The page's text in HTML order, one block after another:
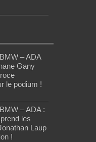
– ADA
Gany
le podium !
– ADA :
les
Laup
!